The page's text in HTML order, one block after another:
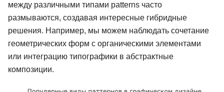
между различными типами patterns часто
размываются, создавая интересные гибридные
решения. Например, мы можем наблюдать сочетание
геометрических форм с органическими элементами
или интеграцию типографики в абстрактные
композиции.